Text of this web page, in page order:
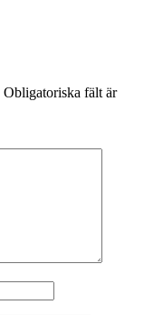
Obligatoriska fält är